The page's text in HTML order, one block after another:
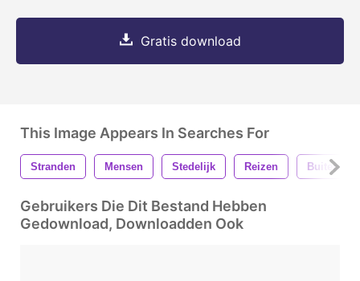
Gratis download
This Image Appears In Searches For
Stranden Mensen Stedelijk Reizen
Gebruikers Die Dit Bestand Hebben
Gedownload, Downloadden Ook